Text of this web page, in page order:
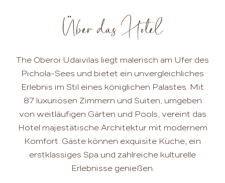
Über das Hotel
The Oberoi Udaivilas liegt malerisch am Ufer des
Pichola-Sees und bietet ein unvergleichliches
Erlebnis im Stil eines königlichen Palastes. Mit
87 luxuriösen Zimmern und Suiten, umgeben
von weitläufigen Gärten und Pools, vereint das
Hotel majestätische Architektur mit modernem
Komfort. Gäste können exquisite Küche, ein
erstklassiges Spa und zahlreiche kulturelle
Erlebnisse genießen.